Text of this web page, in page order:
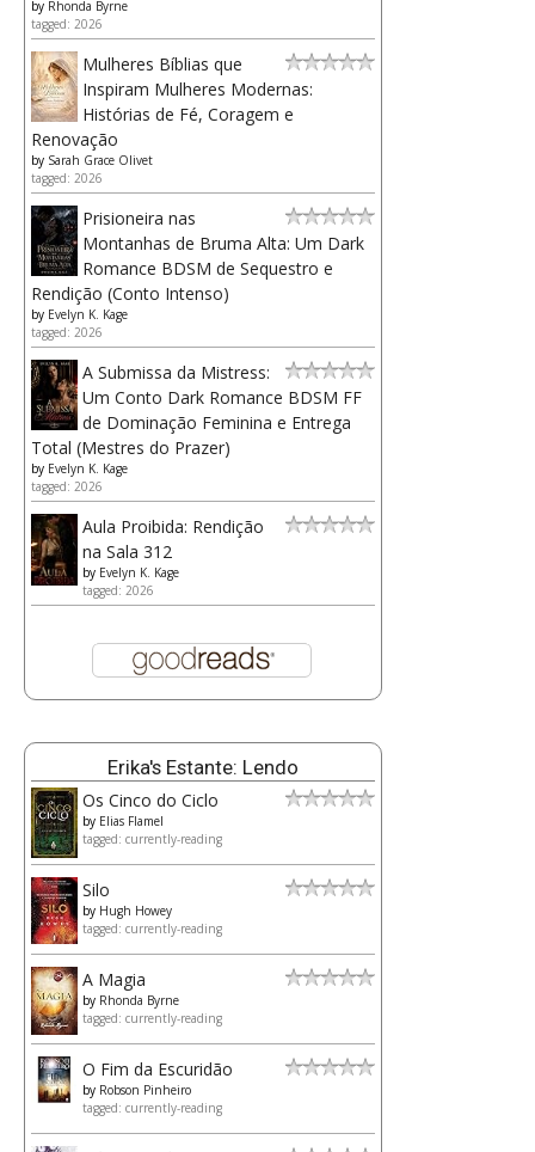
by Rhonda Byrne
tagged: 2026
Mulheres Bíblias que
Inspiram Mulheres Modernas:
Histórias de Fé, Coragem e
Renovação
by Sarah Grace Olivet
tagged: 2026
Prisioneira nas
Montanhas de Bruma Alta: Um Dark
Romance BDSM de Sequestro e
Rendição (Conto Intenso)
by Evelyn K. Kage
tagged: 2026
A Submissa da Mistress:
Um Conto Dark Romance BDSM FF
de Dominação Feminina e Entrega
Total (Mestres do Prazer)
by Evelyn K. Kage
tagged: 2026
Aula Proibida: Rendição
na Sala 312
by Evelyn K. Kage
tagged: 2026
Erika's Estante: Lendo
Os Cinco do Ciclo
by Elias Flamel
tagged: currently-reading
Silo
by Hugh Howey
tagged: currently-reading
A Magia
by Rhonda Byrne
tagged: currently-reading
O Fim da Escuridão
by Robson Pinheiro
tagged: currently-reading